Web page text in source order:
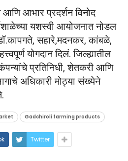
आभार प्रदर्शन विनोद
यशस्वी आयोजनात नोडल
सहारे,मदनकर, कांबळे,
योगदान दिलं. जिल्ह्यातील
प्रतिनिधी, शेतकरी आणि
अधिकारी मोठ्या संख्येने
Gadchiroli farming products
Twitter